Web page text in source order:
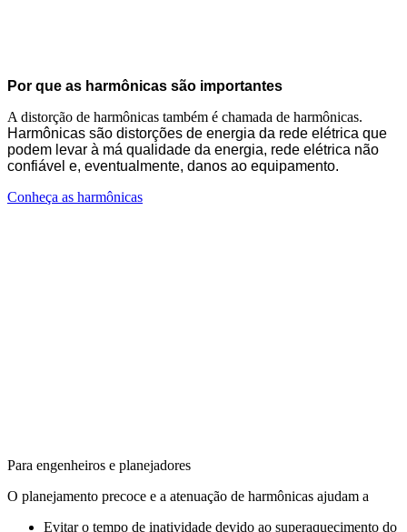
Por que as harmônicas são importantes
A distorção de harmônicas também é chamada de harmônicas.
Harmônicas são distorções de energia da rede elétrica que
podem levar à má qualidade da energia, rede elétrica não
confiável e, eventualmente, danos ao equipamento.
Conheça as harmônicas
Para engenheiros e planejadores
O planejamento precoce e a atenuação de harmônicas ajudam a
Evitar o tempo de inatividade devido ao superaquecimento do